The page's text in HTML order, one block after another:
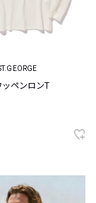
ッペンロンT